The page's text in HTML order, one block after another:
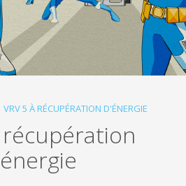
VRV 5 À RÉCUPÉRATION D'ÉNERGIE
récupération